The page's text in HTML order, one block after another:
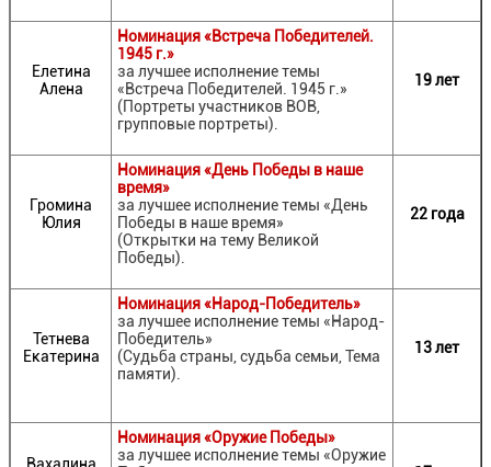
Елетина
Алена
Номинация «Встреча Победителей.
1945 г.»
за лучшее исполнение темы
«Встреча Победителей. 1945 г.»
(Портреты участников ВОВ,
групповые портреты).
19 лет
Громина
Юлия
Номинация «День Победы в наше
время»
за лучшее исполнение темы «День
Победы в наше время»
(Открытки на тему Великой
Победы).
22 года
Тетнева
Екатерина
Номинация «Народ-Победитель»
за лучшее исполнение темы «Народ-
Победитель»
(Судьба страны, судьба семьи, Тема
памяти).
13 лет
Номинация «Оружие Победы»
за лучшее исполнение темы «Оружие